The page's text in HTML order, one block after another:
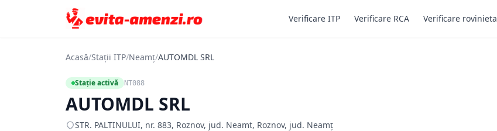
Verificare ITP Verificare RCA Verificare rovinieta
Acasă/Stații ITP/Neamț/AUTOMDL SRL
Stație activă NT088
AUTOMDL SRL
STR. PALTINULUI, nr. 883, Roznov, jud. Neamt, Roznov, jud. Neamț